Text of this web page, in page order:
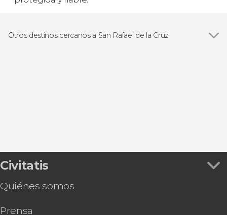
Otros destinos cercanos a San Rafael de la Cruz
Civitatis
Quiénes somos
Prensa